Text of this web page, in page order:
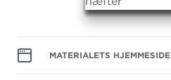
MATERIALETS HJEMMESIDE